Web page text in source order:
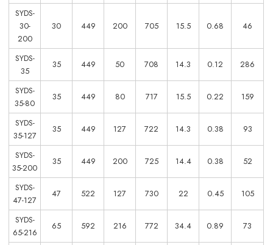
SYDS-
30-
200
30 449 200 705 15.5 0.68 46
SYDS-
35
35 449 50 708 14.3 0.12 286
SYDS-
35-80
35 449 80 717 15.5 0.22 159
SYDS-
35-127
35 449 127 722 14.3 0.38 93
SYDS-
35-200
35 449 200 725 14.4 0.38 52
SYDS-
47-127
47 522 127 730 22 0.45 105
SYDS-
65-216
65 592 216 772 34.4 0.89 73